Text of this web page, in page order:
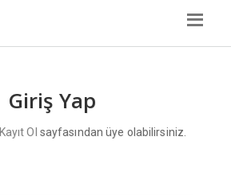
Giriş Yap
Kayıt Ol sayfasından üye olabilirsiniz.